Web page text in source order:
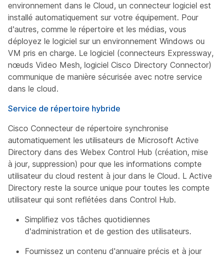
environnement dans le Cloud, un connecteur logiciel est
installé automatiquement sur votre équipement. Pour
d'autres, comme le répertoire et les médias, vous
déployez le logiciel sur un environnement Windows ou
VM pris en charge. Le logiciel (connecteurs Expressway,
nœuds Video Mesh, logiciel Cisco Directory Connector)
communique de manière sécurisée avec notre service
dans le cloud.
Service de répertoire hybride
Cisco Connecteur de répertoire synchronise
automatiquement les utilisateurs de Microsoft Active
Directory dans des Webex Control Hub (création, mise
à jour, suppression) pour que les informations compte
utilisateur du cloud restent à jour dans le Cloud. L Active
Directory reste la source unique pour toutes les compte
utilisateur qui sont reflétées dans Control Hub.
Simplifiez vos tâches quotidiennes
d'administration et de gestion des utilisateurs.
Fournissez un contenu d'annuaire précis et à jour